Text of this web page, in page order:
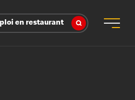
en restaurant